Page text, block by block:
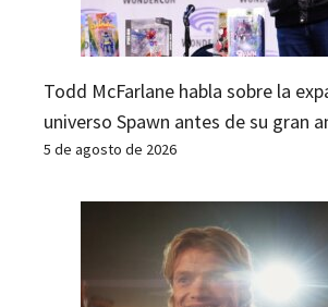
Todd McFarlane habla sobre la
universo Spawn antes de su gran
5 de agosto de 2026